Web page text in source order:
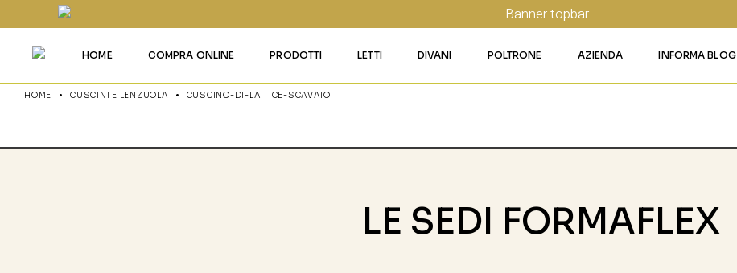
HOME COMPRA ONLINE PRODOTTI
MATERASSI IGNIFUGHI
LETTI DIVANI POLTRONE AZIENDA
MATERASSI VAGO
INFORMA BLOG
HOME CUSCINI E LENZUOLA CUSCINO-DI-LATTICE-SCAVATO
LE SEDI FORMAFLEX